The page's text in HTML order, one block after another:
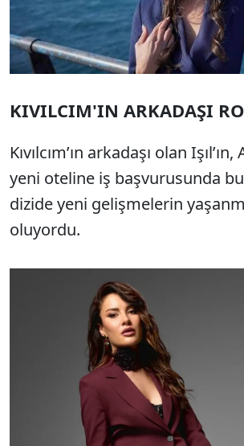
KIVILCIM'IN ARKADAŞI
Kıvılcım’ın arkadaşı olan
yeni oteline iş başvurusunda
dizide yeni gelişmelerin
oluyordu.